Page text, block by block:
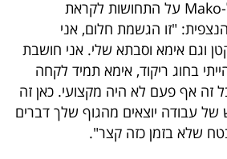
מלכוב סיפרה בראיון ל-Mako על התחושות לקראת
"זו הגשמת חלום, אני
וגם אימא וסבתא שלי. אני חושבת
בחוג ריקוד, אימא תמיד לקחה
זה אף פעם לא היה מקצועי. כאן זה
של עבודה יוצאים מהגוף שלך דברים
שלא בזמן כזה קצר".